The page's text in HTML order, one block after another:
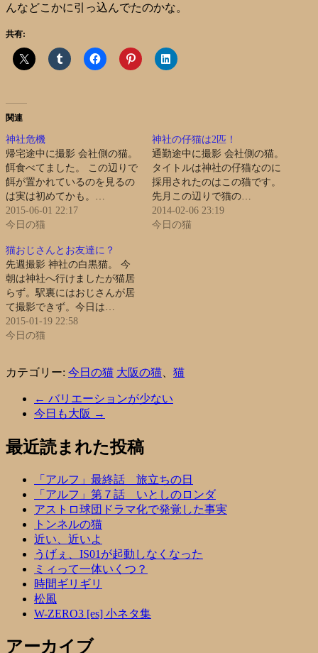
んなどこかに引っ込んでたのかな。
共有:
関連
神社危機
帰宅途中に撮影 会社側の猫。
餌食べてました。 この辺りで
餌が置かれているのを見るの
は実は初めてかも。…
2015-06-01 22:17
今日の猫
神社の仔猫は2匹！
通勤途中に撮影 会社側の猫。
タイトルは神社の仔猫なのに
採用されたのはこの猫です。
先月この辺りで猫の…
2014-02-06 23:19
今日の猫
猫おじさんとお友達に？
先週撮影 神社の白黒猫。 今
朝は神社へ行けましたが猫居
らず。駅裏にはおじさんが居
て撮影できず。今日は…
2015-01-19 22:58
今日の猫
カテゴリー: 今日の猫 大阪の猫 猫
← バリエーションが少ない
今日も大阪 →
最近読まれた投稿
「アルフ」最終話 旅立ちの日
「アルフ」第７話 いとしのロンダ
アストロ球団ドラマ化で発覚した事実
トンネルの猫
近い、近いよ
うげぇ、IS01が起動しなくなった
ミィって一体いくつ？
時間ギリギリ
松風
W-ZERO3 [es] 小ネタ集
アーカイブ